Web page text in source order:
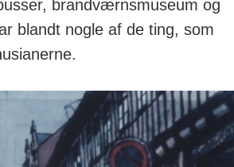
brandværnsmuseum og
blandt nogle af de ting, som